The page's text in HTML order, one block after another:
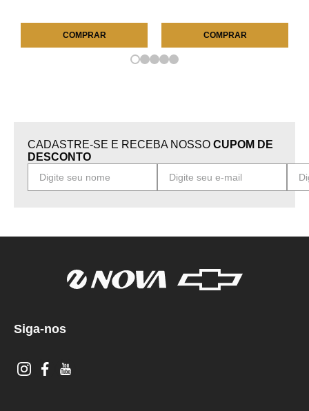
COMPRAR COMPRAR
CADASTRE-SE E RECEBA NOSSO CUPOM DE
DESCONTO
Siga-nos